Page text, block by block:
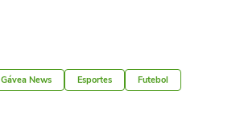
Gávea News Esportes Futebol